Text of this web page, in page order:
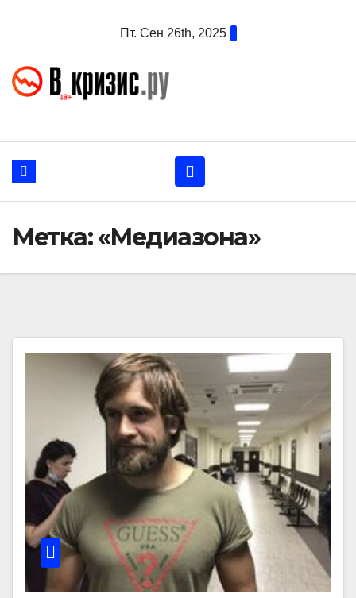
Пт. Сен 26th, 2025
Метка:«Медиазона»